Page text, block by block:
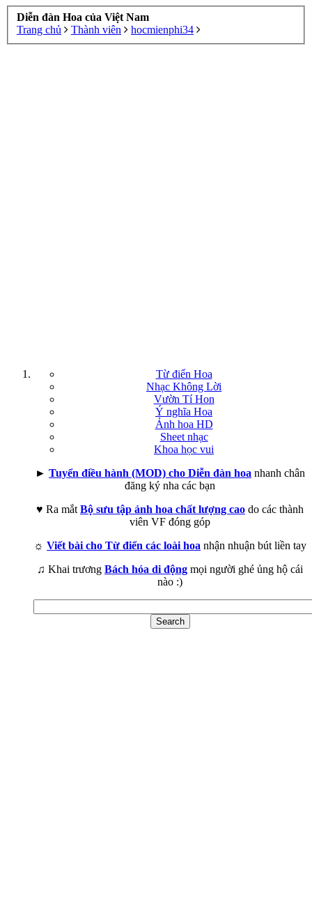
Diễn đàn Hoa của Việt Nam
Trang chủ
Thành viên hocmienphi34
Từ điển Hoa
Nhạc Không Lời
Vườn Tí Hon
Ý nghĩa Hoa
Ảnh hoa HD
Sheet nhạc
Khoa học vui
► Tuyển điều hành (MOD) cho Diễn đàn hoa nhanh chân
đăng ký nha các bạn
♥ Ra mắt Bộ sưu tập ảnh hoa chất lượng cao do các thành
viên VF đóng góp
☼ Viết bài cho Từ điển các loài hoa nhận nhuận bút liền tay
♫ Khai trương Bách hóa di động mọi người ghé ủng hộ cái
nào :)